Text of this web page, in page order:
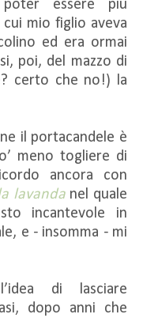
essere più
mio figlio aveva
ed era ormai
poi, del mazzo di
certo che no!) la
il portacandele è
meno togliere di
ancora con
lavandanel quale
incantevole in
e - insomma - mi
di lasciare
dopo anni che